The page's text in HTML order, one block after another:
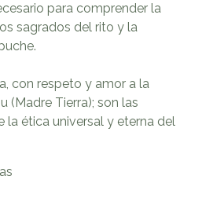
para comprender la
sagrados del rito y la
con respeto y amor a la
(Madre Tierra); son las
la ética universal y eterna del